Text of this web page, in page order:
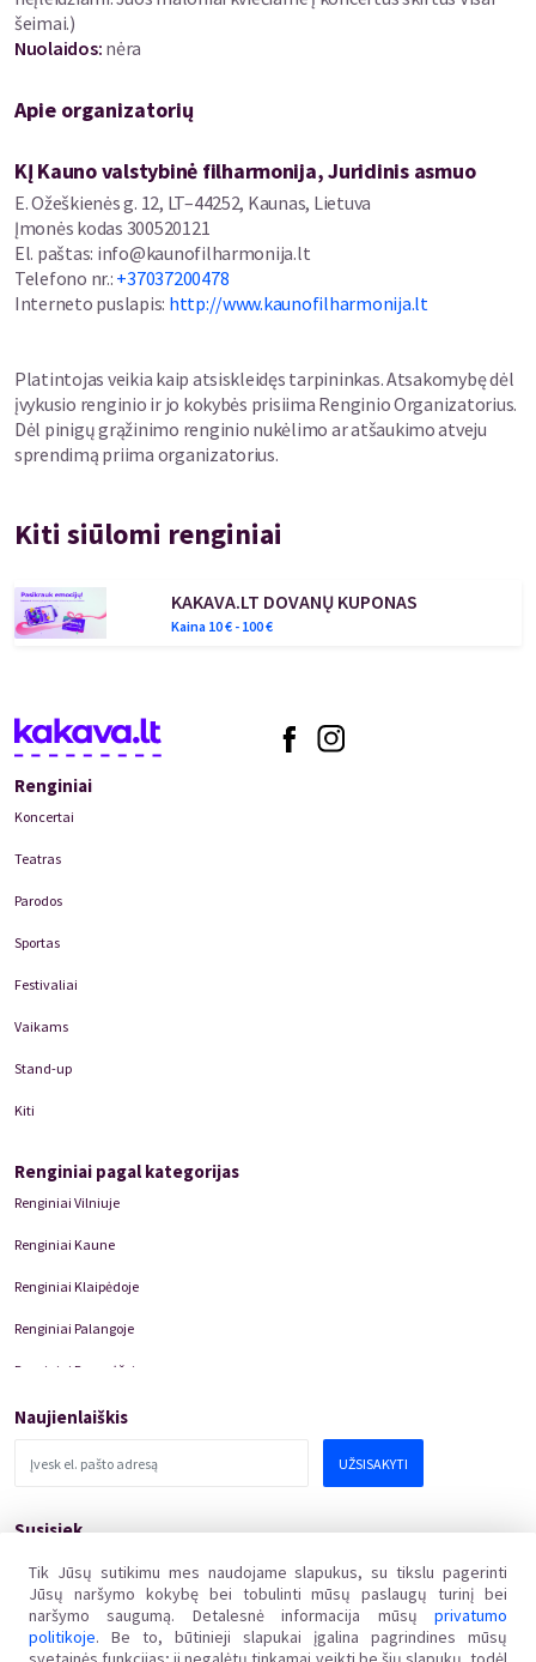
„Nors niekas nesitikėjo, kad pasaulis gali taip pasisukti jau
poistoriniais postmoderniais laikais, tačiau Europoje vyksta
nukreipto sunaikinti Ukrainos tautą ir valstybę. Tai, kad Ukraina
istorinio likimo įtvirtinimu išlikti šviesos pusėje. Taip
atsiskleidžia tautų gyvybingumas, kūrybinis narsumas, istorinė
vertė. Šiame koncerte skambėsiančia muzika siekiama atskleisti
šviesos kilimą, gausmo struktūrą ir tautinį subtilumą. Visi
procesai, susiję su skaidrėjančiu garsu, išlieka atminty tarsi
švietėjiškos utopijos salos, neleidžiančios nugrimzti į aptamsą
unikaliam Europos istorizmui“, – šio vakaro programą
kuri kartu su nuolatiniais scenos partneriais – žymiu Vokietijos
fleitininku JOHANNESU HUSTEDTU ir talentingu jaunosios
kartos fleitos virtuozu VYTAUTU OŠKINIU parengė turtingą
programą, skirtą Ukrainai.
šeimai.)
Nuolaidos: nėra
Apie organizatorių
KĮ Kauno valstybinė filharmonija, Juridinis asmuo
E. Ožeškienės g. 12, LT–44252, Kaunas, Lietuva
Įmonės kodas 300520121
El. paštas: info@kaunofilharmonija.lt
Telefono nr.: +37037200478
Interneto puslapis: http://www.kaunofilharmonija.lt
Platintojas veikia kaip atsiskleidęs tarpininkas. Atsakomybę dėl
įvykusio renginio ir jo kokybės prisiima Renginio Organizatorius.
Dėl pinigų grąžinimo renginio nukėlimo ar atšaukimo atveju
sprendimą priima organizatorius.
Kiti siūlomi renginiai
KAKAVA.LT DOVANŲ KUPONAS
Kaina 10€ - 100€
Tik Jūsų sutikimu mes naudojame slapukus, su tikslu pagerinti
Jūsų naršymo kokybę bei tobulinti mūsų paslaugų turinį bei
naršymo saugumą. Detalesnė informacija mūsų privatumo
politikoje. Be to, būtinieji slapukai įgalina pagrindines mūsų
Renginiai
Koncertai
Teatras
Parodos
Sportas
Festivaliai
Vaikams
Stand-up
Kiti
Renginiai pagal kategorijas
Renginiai Vilniuje
Renginiai Kaune
Renginiai Klaipėdoje
Renginiai Palangoje
Renginiai Panevėžyje
Domino Teatro Spektakliai
Naujienlaiškis
UŽSISAKYTI
Susisiek
Adresas:Žalgirio g.135, LT-08217 Vilnius
Įmonės kodas:304769369
PVM mokėtojo kodas :LT100011648218